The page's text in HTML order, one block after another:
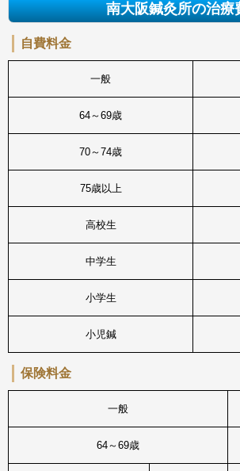
南大阪鍼灸所の治療
自費料金
一般
64～69歳
70～74歳
75歳以上
高校生
中学生
小学生
小児鍼
保険料金
一般
64～69歳